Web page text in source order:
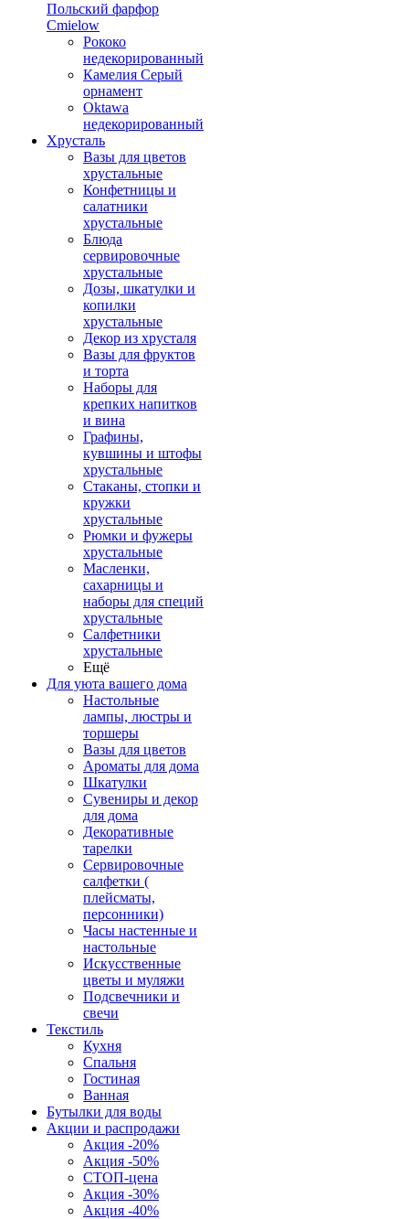
Польский фарфор
Сmielow
Рококо
недекорированный
Камелия Серый
орнамент
Oktawa
недекорированный
Хрусталь
Вазы для цветов
хрустальные
Конфетницы и
салатники
хрустальные
Блюда
сервировочные
хрустальные
Дозы, шкатулки и
копилки
хрустальные
Декор из хрусталя
Вазы для фруктов
и торта
Наборы для
крепких напитков
и вина
Графины,
кувшины и штофы
хрустальные
Стаканы, стопки и
кружки
хрустальные
Рюмки и фужеры
хрустальные
Масленки,
сахарницы и
наборы для специй
хрустальные
Салфетники
хрустальные
Ещё
Для уюта вашего дома
Настольные
лампы, люстры и
торшеры
Вазы для цветов
Ароматы для дома
Шкатулки
Сувениры и декор
для дома
Декоративные
тарелки
Сервировочные
салфетки (
плейсматы,
персонники)
Часы настенные и
настольные
Искусственные
цветы и муляжи
Подсвечники и
свечи
Текстиль
Кухня
Спальня
Гостиная
Ванная
Бутылки для воды
Акции и распродажи
Акция -20%
Акция -50%
СТОП-цена
Акция -30%
Акция -40%